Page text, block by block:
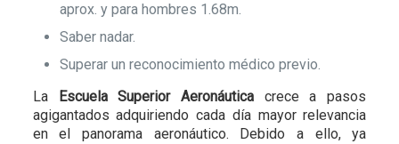
aprox. y para hombres 1.68m.
Saber nadar.
Superar un reconocimiento médico previo.
LaEscuela Superior Aeronáutica crece a pasos
agigantados adquiriendo cada día mayor relevancia
en el panorama aeronáutico. Debido a ello, ya